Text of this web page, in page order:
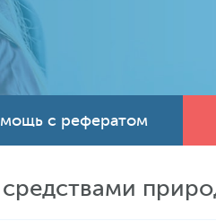
с рефератом